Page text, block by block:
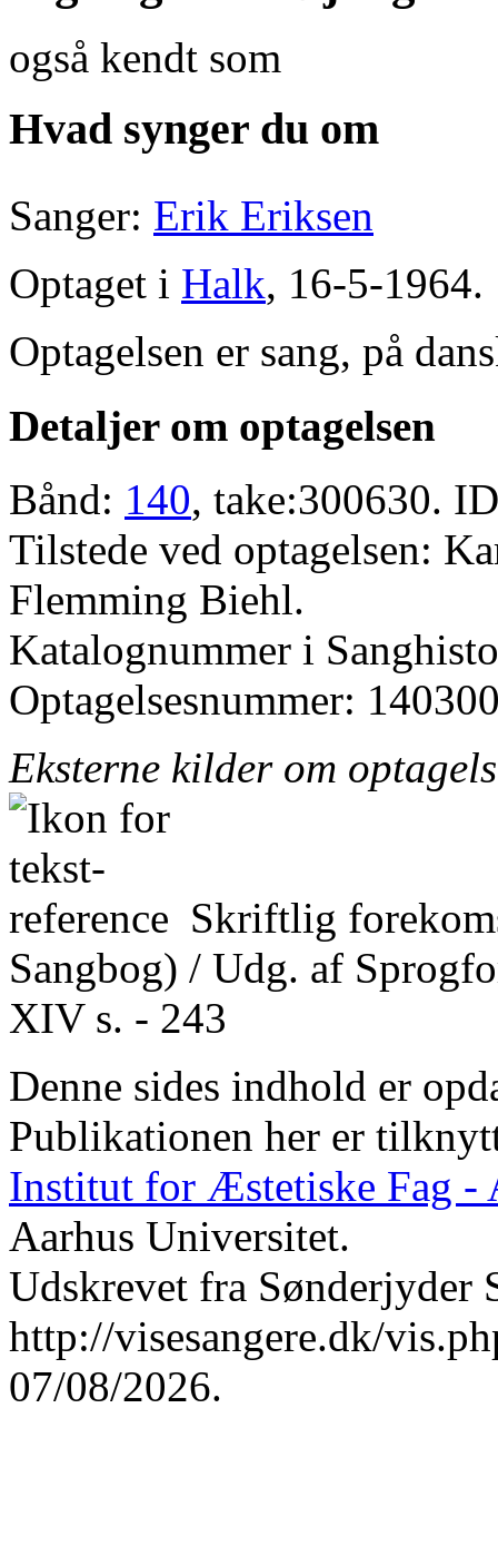
også kendt som
Hvad synger du om
Sanger: Erik Eriksen
Optaget i Halk, 16-5-1964.
Optagelsen er sang, på
Detaljer om optagelsen
Bånd: 140, take:300630.
Tilstede ved optagelsen:
Flemming Biehl.
Katalognummer i
Optagelsesnummer:
Eksterne kilder om
Skriftlig
Sangbog) / Udg. af
XIV s. - 243
Denne sides indhold er
Publikationen her er
Institut for Æstetiske Fag -
Aarhus Universitet.
Udskrevet fra Sønderjyder
http://visesangere.dk/
07/08/2026.